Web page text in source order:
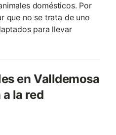
domésticos. Por
que no se trata de uno
para llevar
en Valldemosa
la red